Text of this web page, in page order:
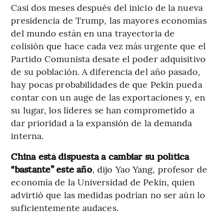
Casi dos meses después del inicio de la nueva
presidencia de Trump, las mayores economías
del mundo están en una trayectoria de
colisión que hace cada vez más urgente que el
Partido Comunista desate el poder adquisitivo
de su población. A diferencia del año pasado,
hay pocas probabilidades de que Pekín pueda
contar con un auge de las exportaciones y, en
su lugar, los líderes se han comprometido a
dar prioridad a la expansión de la demanda
interna.
China está dispuesta a cambiar su política
“bastante” este año, dijo Yao Yang, profesor de
economía de la Universidad de Pekín, quien
advirtió que las medidas podrían no ser aún lo
suficientemente audaces.